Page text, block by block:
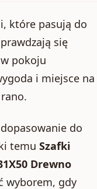
które pasują do
się
pokoju
i miejsce na
do
temu Szafki
Drewno
wyborem, gdy